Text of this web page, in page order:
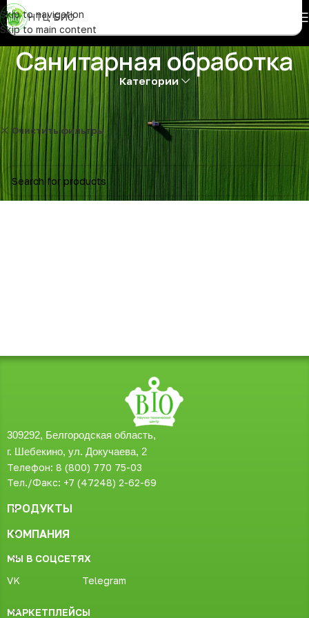
Skip to navigation
Skip to main content
НТЦ БИО
Санитарная обработка
Категории
Очистить фильтры Биоудобрения
Товаров, соответствующих вашему запросу, не обнаружено.
309292, Белгородская область,
г. Шебекино, ул. Докучаева, 2
Телефон: 8 (800) 770 75-03
Тел./Факс: +7 (47248) 2-62-69
ПРОДУКТЫ
КОМПАНИЯ
МЫ В СОЦСЕТЯХ
VK
Telegram
МАРКЕТПЛЕЙСЫ